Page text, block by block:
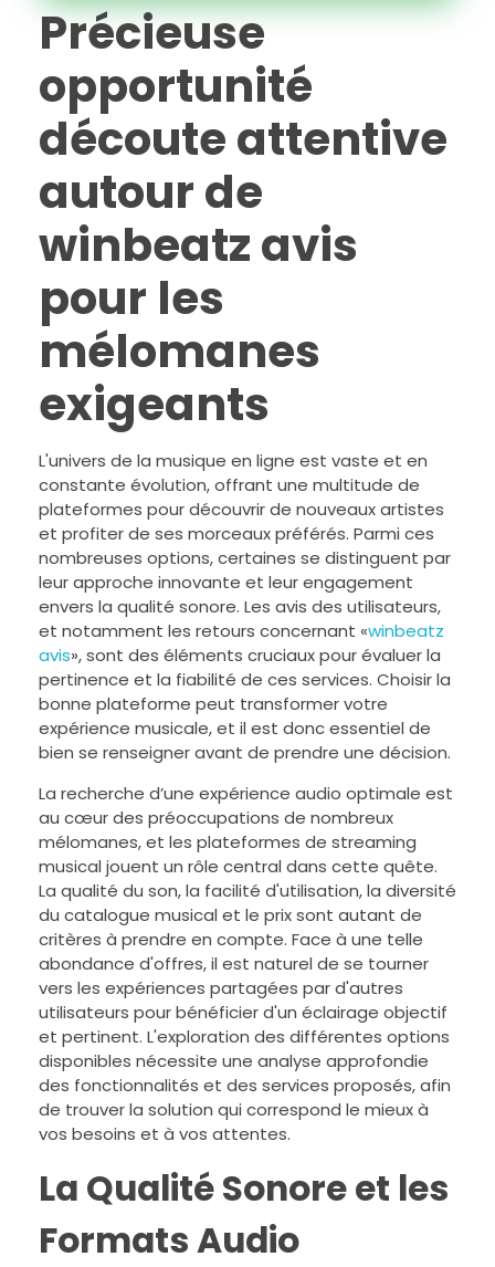
Précieuse
opportunité
découte attentive
autour de
winbeatz avis
pour les
mélomanes
exigeants
L'univers de la musique en ligne est vaste et en
constante évolution, offrant une multitude de
plateformes pour découvrir de nouveaux artistes
et profiter de ses morceaux préférés. Parmi ces
nombreuses options, certaines se distinguent par
leur approche innovante et leur engagement
envers la qualité sonore. Les avis des utilisateurs,
et notamment les retours concernant «winbeatz
avis», sont des éléments cruciaux pour évaluer la
pertinence et la fiabilité de ces services. Choisir la
bonne plateforme peut transformer votre
expérience musicale, et il est donc essentiel de
bien se renseigner avant de prendre une décision.
La recherche d’une expérience audio optimale est
au cœur des préoccupations de nombreux
mélomanes, et les plateformes de streaming
musical jouent un rôle central dans cette quête.
La qualité du son, la facilité d'utilisation, la diversité
du catalogue musical et le prix sont autant de
critères à prendre en compte. Face à une telle
abondance d'offres, il est naturel de se tourner
vers les expériences partagées par d'autres
utilisateurs pour bénéficier d'un éclairage objectif
et pertinent. L'exploration des différentes options
disponibles nécessite une analyse approfondie
des fonctionnalités et des services proposés, afin
de trouver la solution qui correspond le mieux à
vos besoins et à vos attentes.
La Qualité Sonore et les
Formats Audio